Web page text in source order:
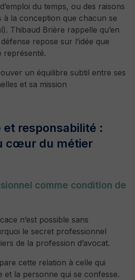
du temps, ou des raisons
à la conception que chacun se
Thibaud Brière rappelle qu’en
repose sur l’idée que
représenté.
un équilibre subtil entre ses
et sa mission
responsabilité :
cœur du métier
comme condition de
n’est possible sans
le secret professionnel
de la profession d’avocat.
cette relation à celle qui
et la personne qui se confesse.